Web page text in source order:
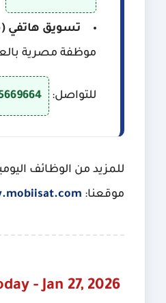
تسويق هاتفي
موظفة مصرية
للتواصل:
للمزيد من الوظائف
موقعنا:
- Jan 27, 2026